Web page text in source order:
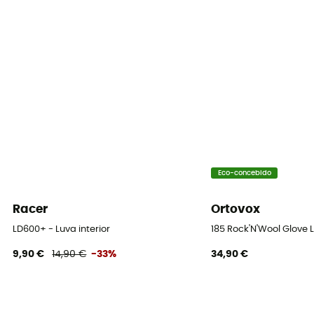
Racer
LD600+ - Luva interior
9,90 € 14,90 € -33%
Eco-concebido
Ortovox
185 Rock'N'Wool
34,90 €